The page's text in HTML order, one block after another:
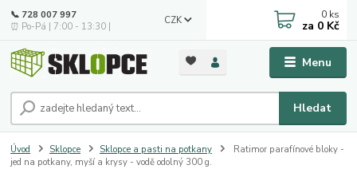
Menu
CZK
Hledat
📞 728 007 997
⏰ Po-Pá | 7:00 - 13:30 |
0 ks
za 0 Kč
Úvod Sklopce Sklopce a pasti na potkany
Ratimor parafínové bloky -
jed na potkany, myší a krysy - vodě odolný 300 g.